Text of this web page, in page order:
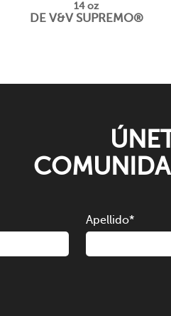
14 oz
DE V&V SUPREMO®
Apellido*